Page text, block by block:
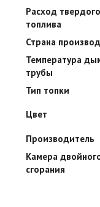
Расход твердого
топлива
Страна
Температура
трубы
Тип топки
Цвет
Производитель
Камера
сгорания